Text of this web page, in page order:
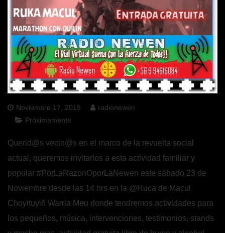
Noviembre 17, 2019
radionewen
Próximamente
Querid@s vecin@s en el marco de la revuelta social
actual, queremos invitarlos a esta actividad familiar y
popular #PorLaRazonOporLaNewen este sábado 23 de
Noviembre desde las 14 hrs en la @Ruca de Macul
Choyituyiñ Warria Meu donde tendremos actividades para
los pequeños, música, intervenciones, testimonios, stands